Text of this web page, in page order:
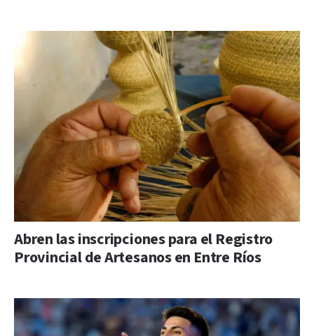
Abren las inscripciones para el Registro
Provincial de Artesanos en Entre Ríos